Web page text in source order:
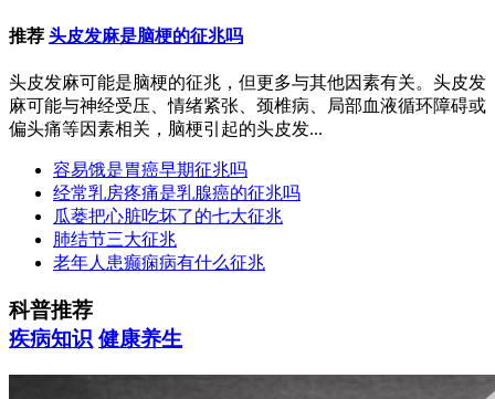
推荐 头皮发麻是脑梗的征兆吗
头皮发麻可能是脑梗的征兆，但更多与其他因素有关。头皮发
麻可能与神经受压、情绪紧张、颈椎病、局部血液循环障碍或
偏头痛等因素相关，脑梗引起的头皮发...
容易饿是胃癌早期征兆吗
经常乳房疼痛是乳腺癌的征兆吗
瓜蒌把心脏吃坏了的七大征兆
肺结节三大征兆
老年人患癫痫病有什么征兆
科普推荐
疾病知识 健康养生